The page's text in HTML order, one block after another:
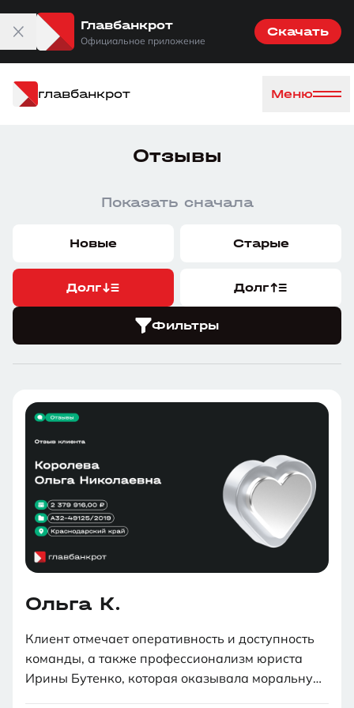
Главбанкрот
Официальное приложение
Скачать
главбанкрот Меню
Отзывы
Показать сначала
Новые Старые
Долг Долг
Фильтры
Ольга К.
Клиент отмечает оперативность и доступность
команды, а также профессионализм юриста
Ирины Бутенко, которая оказывала моральную